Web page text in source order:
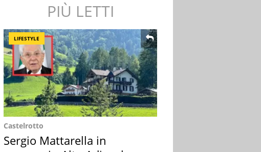
PIÙ LETTI
LIFESTYLE
Castelrotto
Sergio Mattarella in